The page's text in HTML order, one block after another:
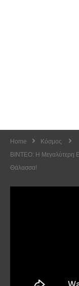
Home
Κόσμος
ΒΙΝΤΕΟ: Η Μεγαλύτερη
Θάλασσα!